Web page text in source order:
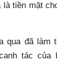
là tiền mặt
qua đã làm
tác của